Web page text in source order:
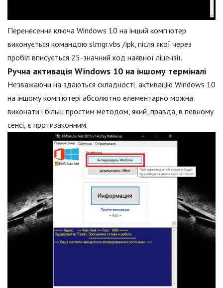
Перенесення ключа Windows 10 на інший комп'ютер
виконується командою slmgr.vbs /ipk, після якої через
пробіл вписується 25-значний код наявної ліцензії.
Ручна активація Windows 10 на іншому терміналі
Незважаючи на здаються складності, активацію Windows 10
на іншому комп'ютері абсолютно елементарно можна
виконати і більш простим методом, який, правда, в певному
сенсі, є протизаконним.